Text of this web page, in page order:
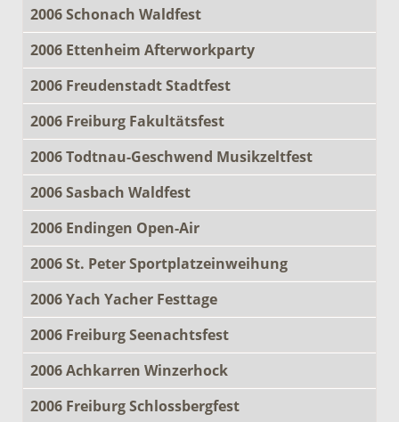
2006 Schonach Waldfest
2006 Ettenheim Afterworkparty
2006 Freudenstadt Stadtfest
2006 Freiburg Fakultätsfest
2006 Todtnau-Geschwend Musikzeltfest
2006 Sasbach Waldfest
2006 Endingen Open-Air
2006 St. Peter Sportplatzeinweihung
2006 Yach Yacher Festtage
2006 Freiburg Seenachtsfest
2006 Achkarren Winzerhock
2006 Freiburg Schlossbergfest